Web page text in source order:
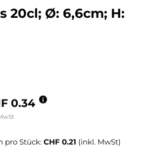
20cl; Ø: 6,6cm; H:
0.34
pro Stück: CHF 0.21 (inkl. MwSt)